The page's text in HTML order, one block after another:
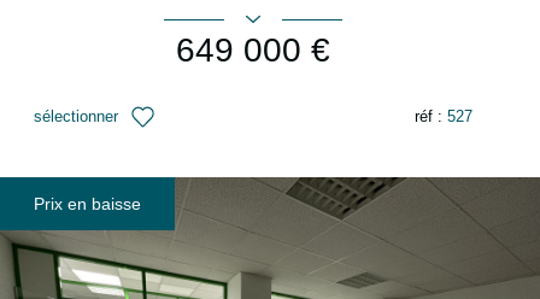
649 000 €
sélectionner réf : 527
Prix en baisse